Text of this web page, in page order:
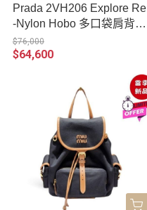
Prada 2VH206 Explore Re
-Nylon Hobo 多口袋肩背包
黑色
$76,000
$64,600